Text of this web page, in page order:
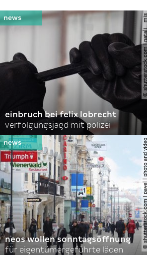
©
einbruch bei felix lobrecht
verfolgungsjagd mit polizei
©
neos wollen sonntagsöffnung
für eigentümergeführte läden